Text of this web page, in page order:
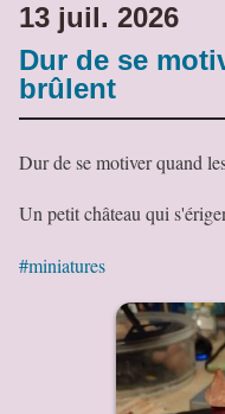
13 juil. 2026
Dur de se
brûlent
Dur de se motiver quand
Un petit château qui
#miniatures